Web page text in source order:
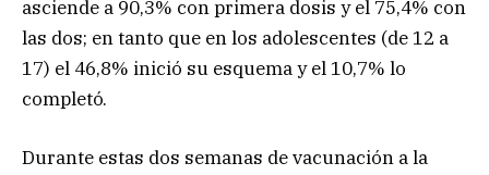
asciende a 90,3% con primera dosis y el 75,4% con
las dos; en tanto que en los adolescentes (de 12 a
17) el 46,8% inició su esquema y el 10,7% lo
completó.
Durante estas dos semanas de vacunación a la